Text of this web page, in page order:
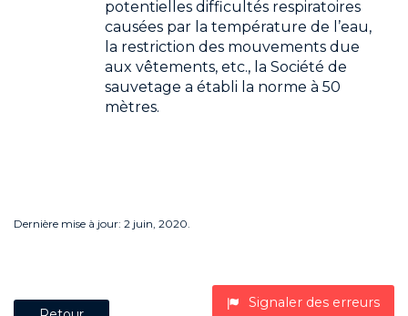
potentielles difficultés respiratoires
causées par la température de l’eau,
la restriction des mouvements due
aux vêtements, etc., la Société de
sauvetage a établi la norme à 50
mètres.
Dernière mise à jour: 2 juin, 2020.
Signaler des erreurs